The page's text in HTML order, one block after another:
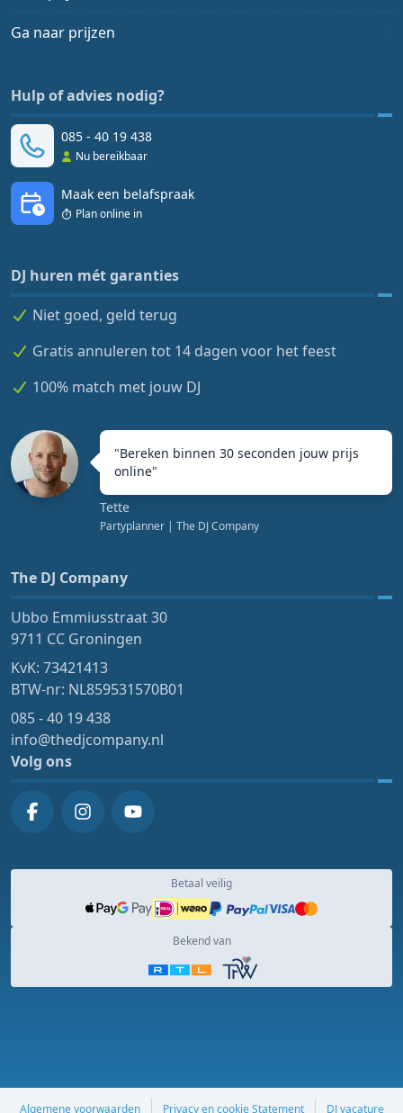
Ga naar prijzen
Hulp of advies nodig?
085 - 40 19 438
Nu bereikbaar
Maak een belafspraak
Plan online in
DJ huren mét garanties
Niet goed, geld terug
Gratis annuleren tot 14 dagen voor het feest
100% match met jouw DJ
"Bereken binnen 30 seconden jouw prijs
online"
Tette
Partyplanner | The DJ Company
The DJ Company
Ubbo Emmiusstraat 30
9711 CC Groningen
KvK: 73421413
BTW-nr: NL859531570B01
085 - 40 19 438
info@thedjcompany.nl
Volg ons
Betaal veilig
Bekend van
Algemene voorwaarden Privacy en cookie Statement DJ vacature